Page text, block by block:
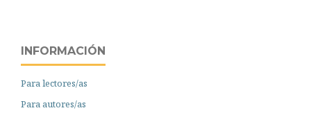
INFORMACIÓN
Para lectores/as
Para autores/as